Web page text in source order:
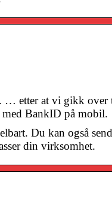
… etter at vi gikk over
med BankID på mobil.
Du kan også
din virksomhet.